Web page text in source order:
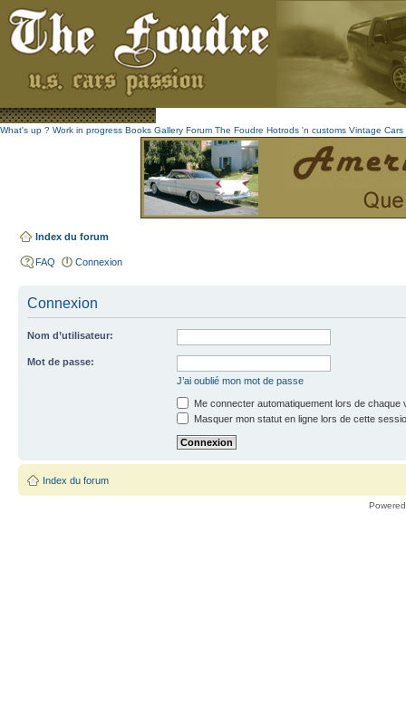
What's up ? Work in progress Books Gallery Forum The Foudre Hotrods 'n customs Vintage Cars
Index du forum
FAQ Connexion
Connexion
Nom d’utilisateur:
Mot de passe:
J’ai oublié mon mot de passe
Me connecter automatiquement lors de chaque
Masquer mon statut en ligne lors de cette
Index du forum